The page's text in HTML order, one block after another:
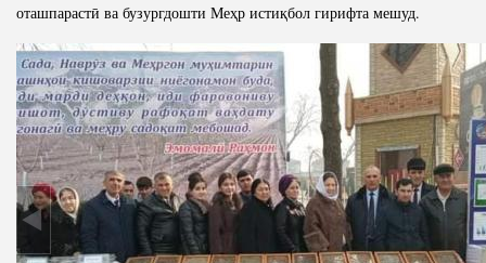
оташпарастӣ ва бузургдошти Меҳр истиқбол гирифта мешуд.